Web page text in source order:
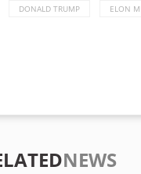
DONALD TRUMP ELON
NEWS